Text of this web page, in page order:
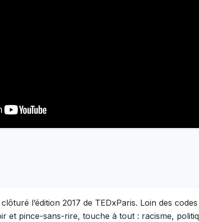
l’édition 2017 de TEDxParis. Loin des
et pince-sans-rire, touche à tout : racisme,